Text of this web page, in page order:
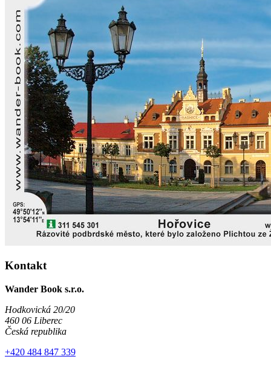
Kontakt
Wander Book s.r.o.
Hodkovická 20/20
460 06 Liberec
Česká republika
+420 484 847 339